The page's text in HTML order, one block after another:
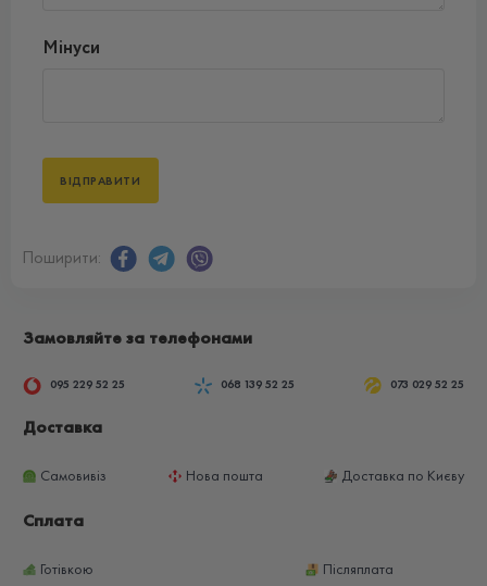
Мінуси
Поширити:
Замовляйте за телефонами
095 229 52 25 068 139 52 25 073 029 52 25
Доставка
Самовивіз Нова пошта Доставка по Києву
Сплата
Готівкою
Післяплата